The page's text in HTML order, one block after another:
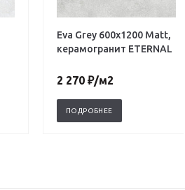
Eva Grey 600х1200 Matt,
керамогранит ETERNAL
2 270 ₽/м2
ПОДРОБНЕЕ